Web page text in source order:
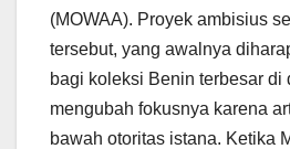
(MOWAA). Proyek ambisius
tersebut, yang awalnya
bagi koleksi Benin terbesar di
mengubah fokusnya karena
bawah otoritas istana. Ketika